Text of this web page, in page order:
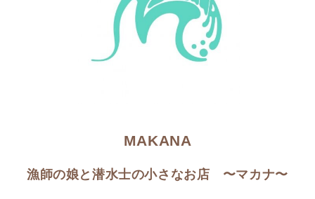
MAKANA
漁師の娘と潜水士の小さなお店 〜マカナ〜